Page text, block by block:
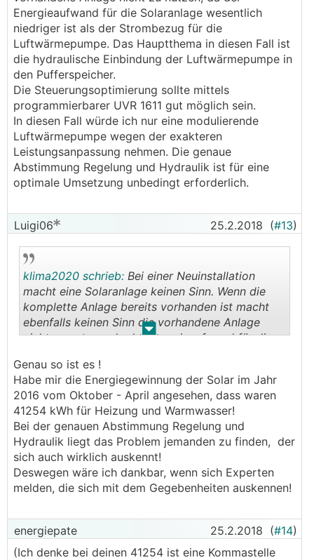
Energieaufwand für die Solaranlage wesentlich
niedriger ist als der Strombezug für die
Luftwärmepumpe. Das Hauptthema in diesen Fall ist
die hydraulische Einbindung der Luftwärmepumpe in
den Pufferspeicher.
Die Steuerungsoptimierung sollte mittels
programmierbarer UVR 1611 gut möglich sein.
In diesen Fall würde ich nur eine modulierende
Luftwärmepumpe wegen der exakteren
Leistungsanpassung nehmen. Die genaue
Abstimmung Regelung und Hydraulik ist für eine
optimale Umsetzung unbedingt erforderlich.
Luigi06 25.2.2018 (#13)
. .
klima2020 schrieb: Bei einer Neuinstallation
macht eine Solaranlage keinen Sinn. Wenn die
komplette Anlage bereits vorhanden ist macht
ebenfalls keinen Sinn die vorhandene Anlage
nicht zu nutzen, da der Energieaufwand für die
Strombezug für die Luftwärmepumpe. Das
Hauptthema in diesen Fall ist die hydraulische
Einbindung der Luftwärmepumpe in den
Pufferspeicher.
Die Steuerungsoptimierung sollte mittels
programmierbarer UVR 1611 gut möglich sein.
In diesen Fall würde ich nur eine modulierende
Luftwärmepumpe wegen der exakteren
Leistungsanpassung nehmen. Die genaue
optimale Umsetzung unbedingt erforderlich.
Genau so ist es !
Habe mir die Energiegewinnung der Solar im Jahr
2016 vom Oktober - April angesehen, dass waren
41254 kWh für Heizung und Warmwasser!
Bei der genauen Abstimmung Regelung und
Hydraulik liegt das Problem jemanden zu finden, der
sich auch wirklich auskennt!
Deswegen wäre ich dankbar, wenn sich Experten
melden, die sich mit dem Gegebenheiten auskennen!
energiepate 25.2.2018 (#14)
(Ich denke bei deinen 41254 ist eine Kommastelle